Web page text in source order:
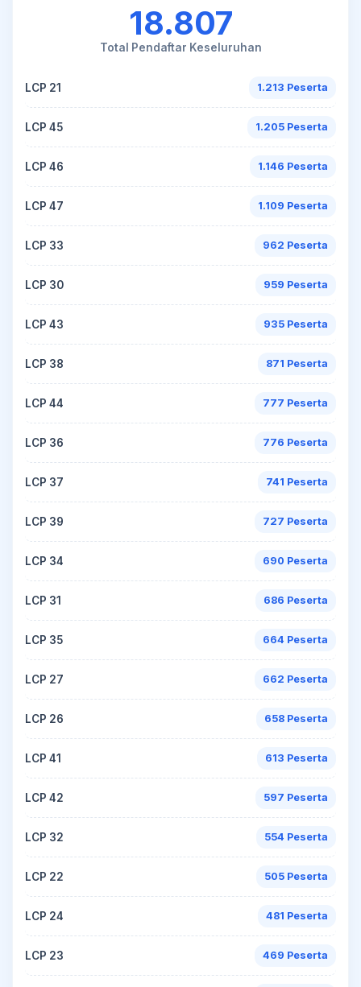
18.807
Total Pendaftar Keseluruhan
LCP 21 1.213 Peserta
LCP 45 1.205 Peserta
LCP 46 1.146 Peserta
LCP 47 1.109 Peserta
LCP 33 962 Peserta
LCP 30 959 Peserta
LCP 43 935 Peserta
LCP 38 871 Peserta
LCP 44 777 Peserta
LCP 36 776 Peserta
LCP 37 741 Peserta
LCP 39 727 Peserta
LCP 34 690 Peserta
LCP 31 686 Peserta
LCP 35 664 Peserta
LCP 27 662 Peserta
LCP 26 658 Peserta
LCP 41 613 Peserta
LCP 42 597 Peserta
LCP 32 554 Peserta
LCP 22 505 Peserta
LCP 24 481 Peserta
LCP 23 469 Peserta